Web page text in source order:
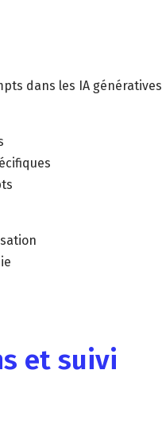
dans les IA génératives
et suivi